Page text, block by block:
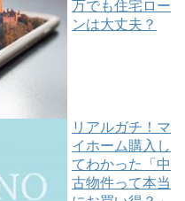
万でも住宅ロー
ンは大丈夫？
リアルガチ！マ
イホーム購入し
てわかった「中
古物件って本当